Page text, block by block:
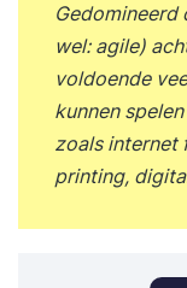
Gedomineerd
wel: agile)
voldoende
kunnen
zoals internet
printing,